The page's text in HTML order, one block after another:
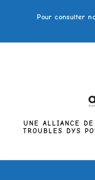
Pour consulter
UNE ALLIANCE DE
TROUBLES DYS